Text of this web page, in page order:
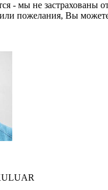
- мы не застрахованы
или пожелания, Вы